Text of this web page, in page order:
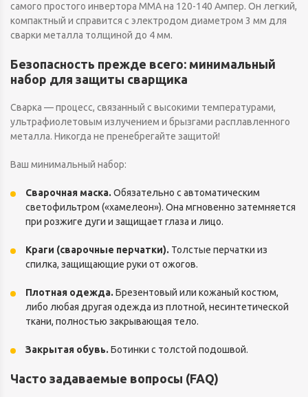
самого простого инвертора MMA на 120-140 Ампер. Он легкий,
компактный и справится с электродом диаметром 3 мм для
сварки металла толщиной до 4 мм.
Безопасность прежде всего: минимальный
набор для защиты сварщика
Сварка — процесс, связанный с высокими температурами,
ультрафиолетовым излучением и брызгами расплавленного
металла. Никогда не пренебрегайте защитой!
Ваш минимальный набор:
Сварочная маска. Обязательно с автоматическим
светофильтром («хамелеон»). Она мгновенно затемняется
при розжиге дуги и защищает глаза и лицо.
Краги (сварочные перчатки). Толстые перчатки из
спилка, защищающие руки от ожогов.
Плотная одежда. Брезентовый или кожаный костюм,
либо любая другая одежда из плотной, несинтетической
ткани, полностью закрывающая тело.
Закрытая обувь. Ботинки с толстой подошвой.
Часто задаваемые вопросы (FAQ)